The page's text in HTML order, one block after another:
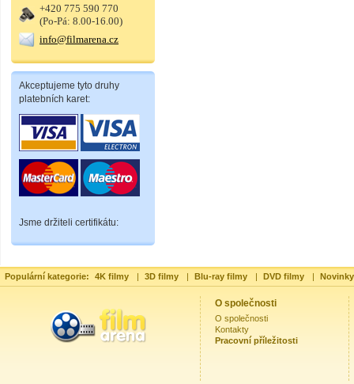
+420 775 590 770
(Po-Pá: 8.00-16.00)
info@filmarena.cz
Akceptujeme tyto druhy
platebních karet:
Jsme držiteli certifikátu:
Populární kategorie: 4K filmy | 3D filmy | Blu-ray filmy | DVD filmy |
O společnosti
O společnosti
Kontakty
Pracovní příležitosti